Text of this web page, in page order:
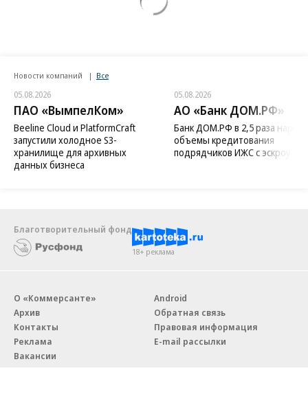
Новости компаний Все
05.08.2026
ПАО «ВымпелКом»
Beeline Cloud и PlatformCraft
запустили холодное S3-
хранилище для архивных
данных бизнеса
05.08.2026
АО «Банк ДОМ.РФ»
Банк ДОМ.РФ в 2,5 раза
объемы кредитования
подрядчиков ИЖС с эскроу
Благотворительный фонд
18+ реклама
О «Коммерсанте»
Архив
Контакты
Реклама
Вакансии
Android
Обратная связь
Правовая информация
E-mail рассылки